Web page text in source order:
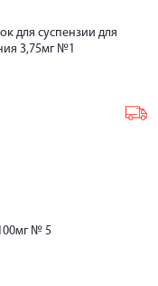
для суспензии для
3,75мг №1
№ 5